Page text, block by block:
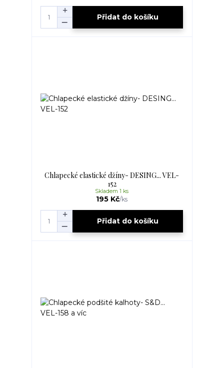
Přidat do košíku
Chlapecké elastické džíny- DESING... VEL-
152
195 Kč/ks
Skladem 1 ks
Přidat do košíku